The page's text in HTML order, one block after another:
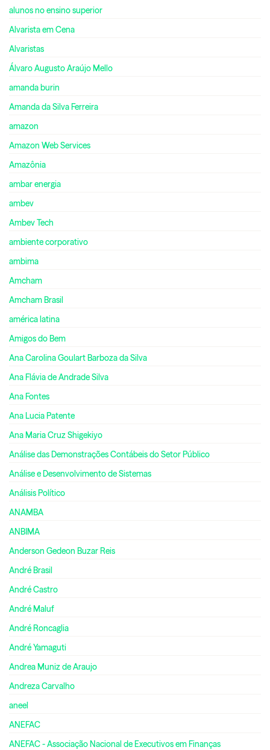
alunos no ensino superior
Alvarista em Cena
Alvaristas
Álvaro Augusto Araújo Mello
amanda burin
Amanda da Silva Ferreira
amazon
Amazon Web Services
Amazônia
ambar energia
ambev
Ambev Tech
ambiente corporativo
ambima
Amcham
Amcham Brasil
américa latina
Amigos do Bem
Ana Carolina Goulart Barboza da Silva
Ana Flávia de Andrade Silva
Ana Fontes
Ana Lucia Patente
Ana Maria Cruz Shigekiyo
Análise das Demonstrações Contábeis do Setor Público
Análise e Desenvolvimento de Sistemas
Análisis Político
ANAMBA
ANBIMA
Anderson Gedeon Buzar Reis
André Brasil
André Castro
André Maluf
André Roncaglia
André Yamaguti
Andrea Muniz de Araujo
Andreza Carvalho
aneel
ANEFAC
ANEFAC - Associação Nacional de Executivos em Finanças